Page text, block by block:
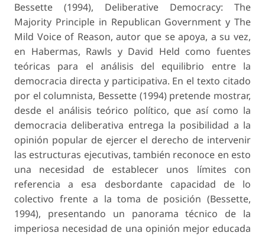
Bessette (1994), Deliberative Democracy: The
Majority Principle in Republican Government y The
Mild Voice of Reason, autor que se apoya, a su vez,
en Habermas, Rawls y David Held como fuentes
teóricas para el análisis del equilibrio entre la
democracia directa y participativa. En el texto citado
por el columnista, Bessette (1994) pretende mostrar,
desde el análisis teórico político, que así como la
democracia deliberativa entrega la posibilidad a la
opinión popular de ejercer el derecho de intervenir
las estructuras ejecutivas, también reconoce en esto
una necesidad de establecer unos límites con
referencia a esa desbordante capacidad de lo
colectivo frente a la toma de posición (Bessette,
1994), presentando un panorama técnico de la
imperiosa necesidad de una opinión mejor educada